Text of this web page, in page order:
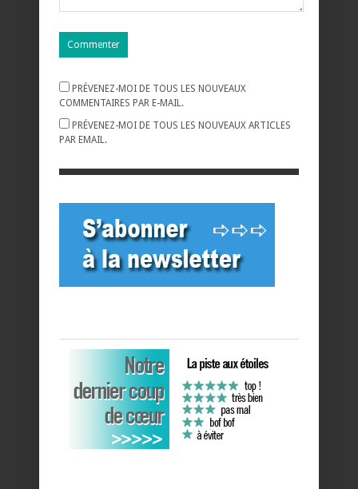
PRÉVENEZ-MOI DE TOUS LES NOUVEAUX
COMMENTAIRES PAR E-MAIL.
PRÉVENEZ-MOI DE TOUS LES NOUVEAUX ARTICLES
PAR EMAIL.